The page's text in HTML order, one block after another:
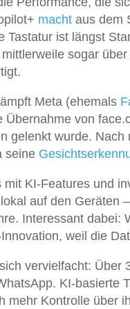
macht aus dem
ist längst
sogar
Meta (ehemals
von
gelenkt wurde.
seine
KI-Features und
auf den Geräten
Interessant dabei:
weil die
vervielfacht: Über
KI-basierte
mehr Kontrolle über